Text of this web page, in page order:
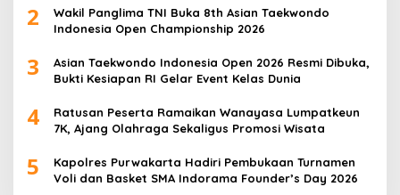
2
Wakil Panglima TNI Buka 8th Asian Taekwondo
Indonesia Open Championship 2026
3
Asian Taekwondo Indonesia Open 2026 Resmi Dibuka,
Bukti Kesiapan RI Gelar Event Kelas Dunia
4
Ratusan Peserta Ramaikan Wanayasa Lumpatkeun
7K, Ajang Olahraga Sekaligus Promosi Wisata
5
Kapolres Purwakarta Hadiri Pembukaan Turnamen
Voli dan Basket SMA Indorama Founder’s Day 2026